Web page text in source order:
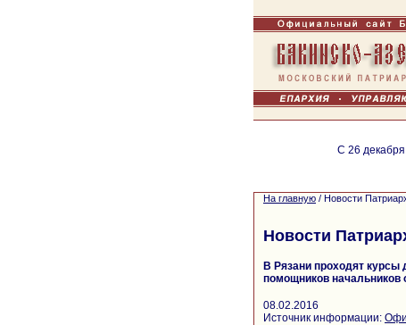
С 26
На главную / Новости
Новости
В Рязани проходят
помощников
08.02.2016
Источник информации: